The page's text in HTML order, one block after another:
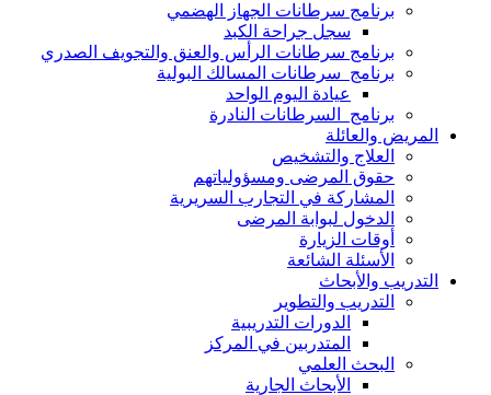
برنامج سرطانات الجهاز الهضمي
سجل جراحة الكبد
برنامج سرطانات الرأس والعنق والتجويف الصدري
برنامج سرطانات المسالك البولية
عيادة اليوم الواحد
برنامج السرطانات النادرة
المريض والعائلة
العلاج والتشخيص
حقوق المرضى ومسؤولياتهم
المشاركة في التجارب السريرية
الدخول لبوابة المرضى
أوقات الزيارة
الأسئلة الشائعة
التدريب والأبحاث
التدريب والتطوير
الدورات التدريبية
المتدربين في المركز
البحث العلمي
الأبحاث الجارية